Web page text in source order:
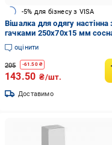
-5% для бізнесу з VISA
Вішалка для одягу настінна
гачками 250x70x15 мм
оцінити
205 -61.50₴
143.50 ₴/шт.
Доставимо